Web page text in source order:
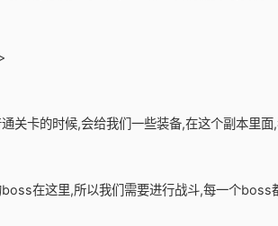
关卡的时候,会给我们一些装备,在这个副本里
在这里,所以我们需要进行战斗,每一个